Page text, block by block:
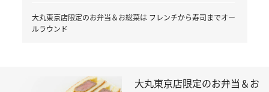
大丸東京店限定のお弁当＆お総菜は フレンチから寿司までオー
ルラウンド
大丸東京店限定のお弁当＆お